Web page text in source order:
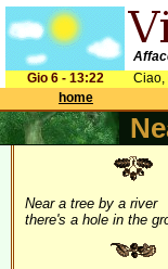
Gio 6 - 13:22
Ciao,
home
Near a tree by a river
there's a hole in the